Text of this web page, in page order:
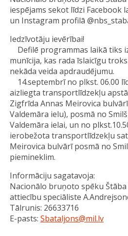
iespējams sekot līdzi Facebook
un Instagram profilā
Iedzīvotāju ievērībai!
Defilē programmas laikā tiks
munīcija, kas rada īslaicīgu
nekāda veida apdraudējumu.
14.septembrī no plkst. 06.00
aizliegta transportlīdzekļu
Zigfrīda Annas Meirovica
Valdemāra ielu), posmā no
Valdemāra ielai, un no
ierobežota transportlīdzekļu
Meirovica bulvārī posmā no
piemineklim.
Informāciju sagatavoja:
Nacionālo bruņoto spēku
attiecību speciāliste
Tālrunis: 26633716
E-pasts: Sbataljons@mil.lv